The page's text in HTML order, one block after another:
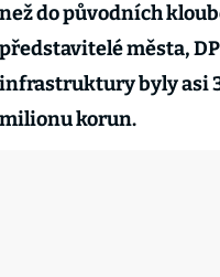
než do původních
představitelé města,
infrastruktury byly asi
milionu korun.